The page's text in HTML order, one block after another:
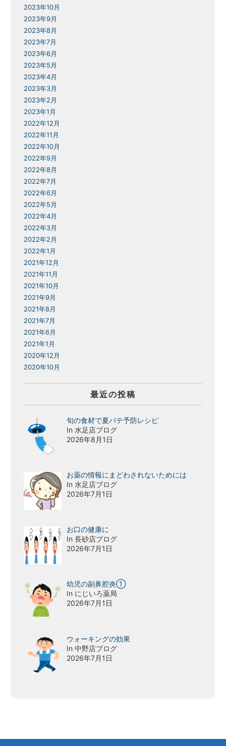
2023年10月
2023年9月
2023年8月
2023年7月
2023年6月
2023年5月
2023年4月
2023年3月
2023年2月
2023年1月
2022年12月
2022年11月
2022年10月
2022年9月
2022年8月
2022年7月
2022年6月
2022年5月
2022年4月
2022年3月
2022年2月
2022年1月
2021年12月
2021年11月
2021年10月
2021年9月
2021年8月
2021年7月
2021年6月
2021年1月
2020年12月
2020年10月
最近の投稿
旬の食材で夏バテ予防レシピ
In 水足店ブログ
2026年8月1日
お薬の情報にまどわされないためには
In 水足店ブログ
2026年7月1日
お口の健康に
In 長砂店ブログ
2026年7月1日
幼児の副鼻腔炎①
In にじいろ薬局
2026年7月1日
ウォーキングの効果
In 中野店ブログ
2026年7月1日